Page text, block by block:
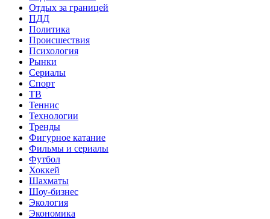
Отдых за границей
ПДД
Политика
Происшествия
Психология
Рынки
Сериалы
Спорт
ТВ
Теннис
Технологии
Тренды
Фигурное катание
Фильмы и сериалы
Футбол
Хоккей
Шахматы
Шоу-бизнес
Экология
Экономика